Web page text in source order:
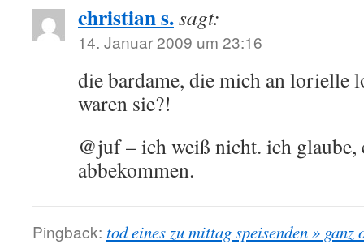
christian s.sagt:
14. Januar 2009 um 23:16
die bardame, die mich an lorielle
waren sie?!
@juf – ich weiß nicht. ich glaube,
abbekommen.
Pingback: tod eines zu mittag speisenden » ganz